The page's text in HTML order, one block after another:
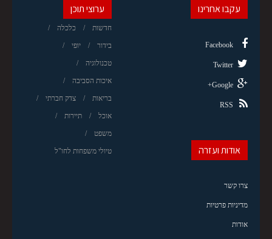
ערוצי תוכן
חדשות כלכלה
בידור יופי
טכנולוגיה
איכות הסביבה
בריאות צדק חברתי
אוכל תיירות
משפט
טיולי משפחות לחו"ל
עקבו אחרינו
Facebook
Twitter
Google+
RSS
אודות ועזרה
צרו קשר
מדיניות פרטיות
אודות